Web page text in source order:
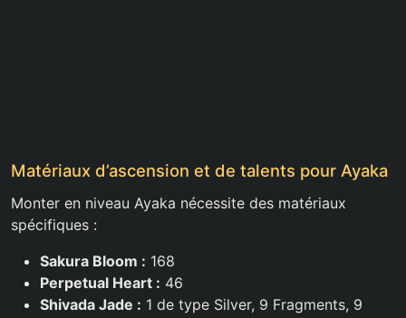
Matériaux d’ascension et de talents pour Ayaka
Monter en niveau Ayaka nécessite des matériaux
spécifiques :
Sakura Bloom : 168
Perpetual Heart : 46
Shivada Jade : 1 de type Silver, 9 Fragments, 9